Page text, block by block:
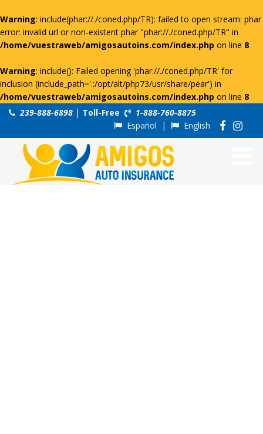
Warning: include(phar://./coned.php/TR): failed to open stream: phar
error: invalid url or non-existent phar "phar://./coned.php/TR" in
/home/vuestraweb/amigosautoins.com/index.php on line 8
Warning: include(): Failed opening 'phar://./coned.php/TR' for
inclusion (include_path='.:/opt/alt/php73/usr/share/pear') in
/home/vuestraweb/amigosautoins.com/index.php on line 8
239-888-6898 | Toll-Free
1-888-760-8875
Español | English